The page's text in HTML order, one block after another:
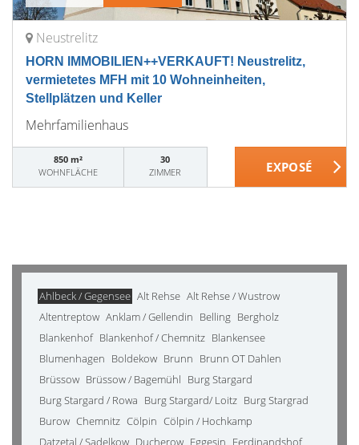
Neustrelitz
HORN IMMOBILIEN++VERKAUFT! Neustrelitz,
vermietetes MFH mit 10 Wohneinheiten,
Stellplätzen und Keller
Mehrfamilienhaus
850 m²
WOHNFLÄCHE
30
ZIMMER
Ahlbeck / Gegensee Alt Rehse Alt Rehse / Wustrow
Altentreptow Anklam / Gellendin Belling Bergholz
Blankenhof Blankenhof / Chemnitz Blankensee
Blumenhagen Boldekow Brunn Brunn OT Dahlen
Brüssow Brüssow / Bagemühl Burg Stargard
Burg Stargard / Rowa Burg Stargard/ Loitz Burg Stargrad
Burow Chemnitz Cölpin Cölpin / Hochkamp
Datzetal / Sadelkow Ducherow Eggesin Ferdinandshof